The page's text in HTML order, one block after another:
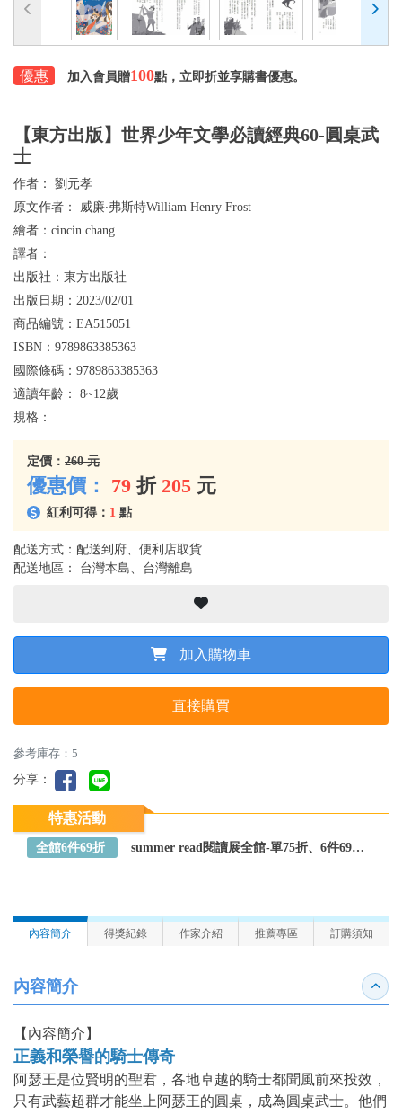
優惠 加入會員贈100點，立即折並享購書優惠。
【東方出版】世界少年文學必讀經典60-圓桌武
士
作者： 劉元孝
原文作者： 威廉‧弗斯特William Henry Frost
繪者： cincin chang
譯者：
出版社： 東方出版社
出版日期： 2023/02/01
商品編號： EA515051
ISBN： 9789863385363
國際條碼： 9789863385363
適讀年齡： 8~12歲
規格：
定價： 260 元
優惠價： 79 折 205 元
紅利可得： 1 點
配送方式：配送到府、便利店取貨
配送地區： 台灣本島、台灣離島
加入購物車
直接購買
參考庫存：5
分享：
特惠活動
全館6件69折 summer read閱讀展全館-單75折、6件69折～全館任選
內容簡介 得獎紀錄 作家介紹 推薦專區 訂購須知
內容簡介 收合
【內容簡介】
正義和榮譽的騎士傳奇
阿瑟王是位賢明的聖君，各地卓越的騎士都聞風前來投效，
只有武藝超群才能坐上阿瑟王的圓桌，成為圓桌武士。他們